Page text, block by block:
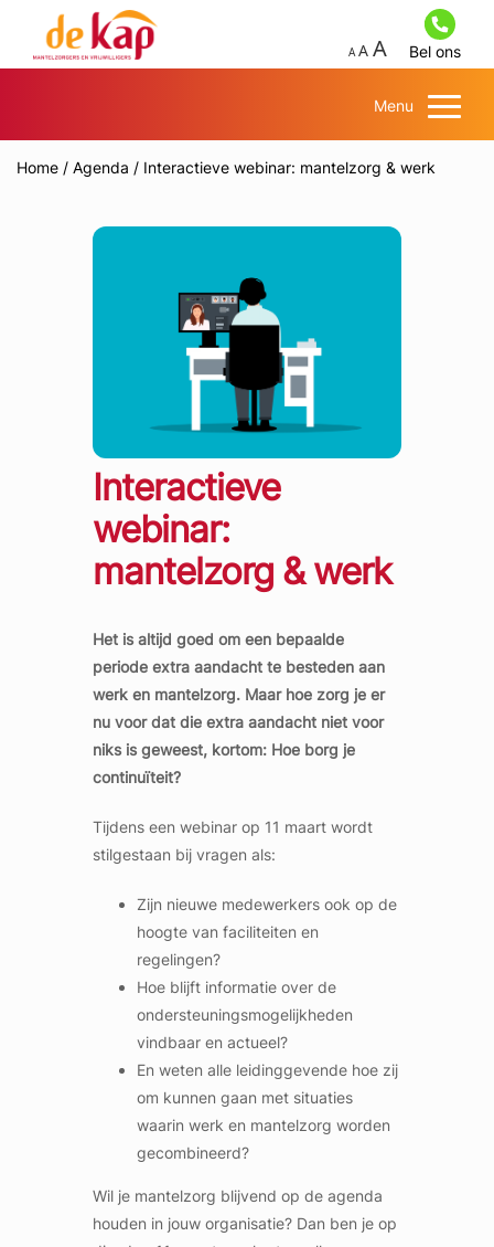
Bel ons
Menu
Home / Agenda / Interactieve webinar: mantelzorg & werk
Interactieve
webinar:
mantelzorg & werk
Het is altijd goed om een bepaalde
periode extra aandacht te besteden aan
werk en mantelzorg. Maar hoe zorg je er
nu voor dat die extra aandacht niet voor
niks is geweest, kortom: Hoe borg je
continuïteit?
Tijdens een webinar op 11 maart wordt
stilgestaan bij vragen als:
Zijn nieuwe medewerkers ook op de
hoogte van faciliteiten en
regelingen?
Hoe blijft informatie over de
ondersteuningsmogelijkheden
vindbaar en actueel?
En weten alle leidinggevende hoe zij
om kunnen gaan met situaties
waarin werk en mantelzorg worden
gecombineerd?
Wil je mantelzorg blijvend op de agenda
houden in jouw organisatie? Dan ben je op